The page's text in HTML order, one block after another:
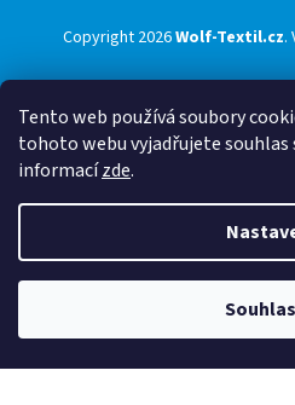
Tento web používá soubory
tohoto webu vyjadřujete souhlas
informacízde.
Copyright 2026Wolf-Textil.cz.